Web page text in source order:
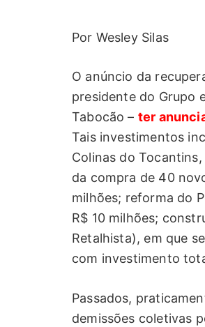
Por Wesley Silas
O anúncio da
presidente do Grupo
Tabocão – ter
Tais investimentos
Colinas do
da compra de 40
milhões; reforma do
R$ 10 milhões;
Retalhista), em que
com investimento
Passados,
demissões coletivas